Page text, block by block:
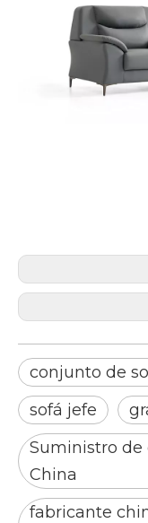
conjunto de
sofá jefe
Suministro de
China
fabricante